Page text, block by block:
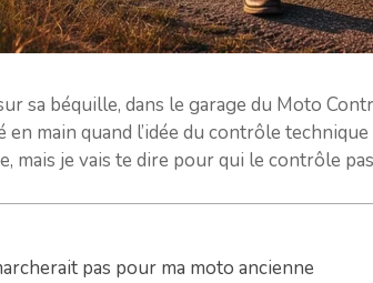
sa béquille, dans le garage du Moto
en main quand l’idée du contrôle
mais je vais te dire pour qui le contrôle
pas pour ma moto ancienne